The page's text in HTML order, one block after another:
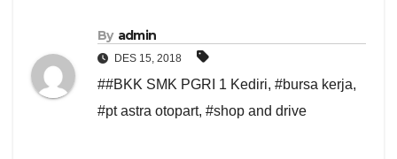
By admin
DES 15, 2018
##BKK SMK PGRI 1 Kediri, #bursa kerja,
#pt astra otopart, #shop and drive